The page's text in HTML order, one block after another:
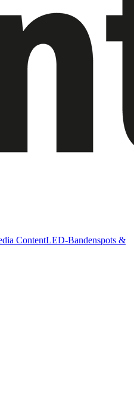
ContentLED-Bandenspots &